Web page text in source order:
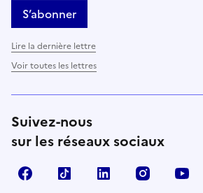
S’abonner
Lire la dernière lettre
Voir toutes les lettres
Suivez-nous
sur les réseaux sociaux
FacebookTikTok LinkedIn Instagram